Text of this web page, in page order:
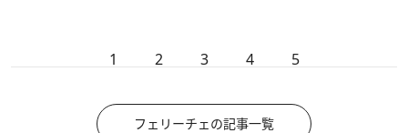
1 2 3 4 5
フェリーチェの記事一覧